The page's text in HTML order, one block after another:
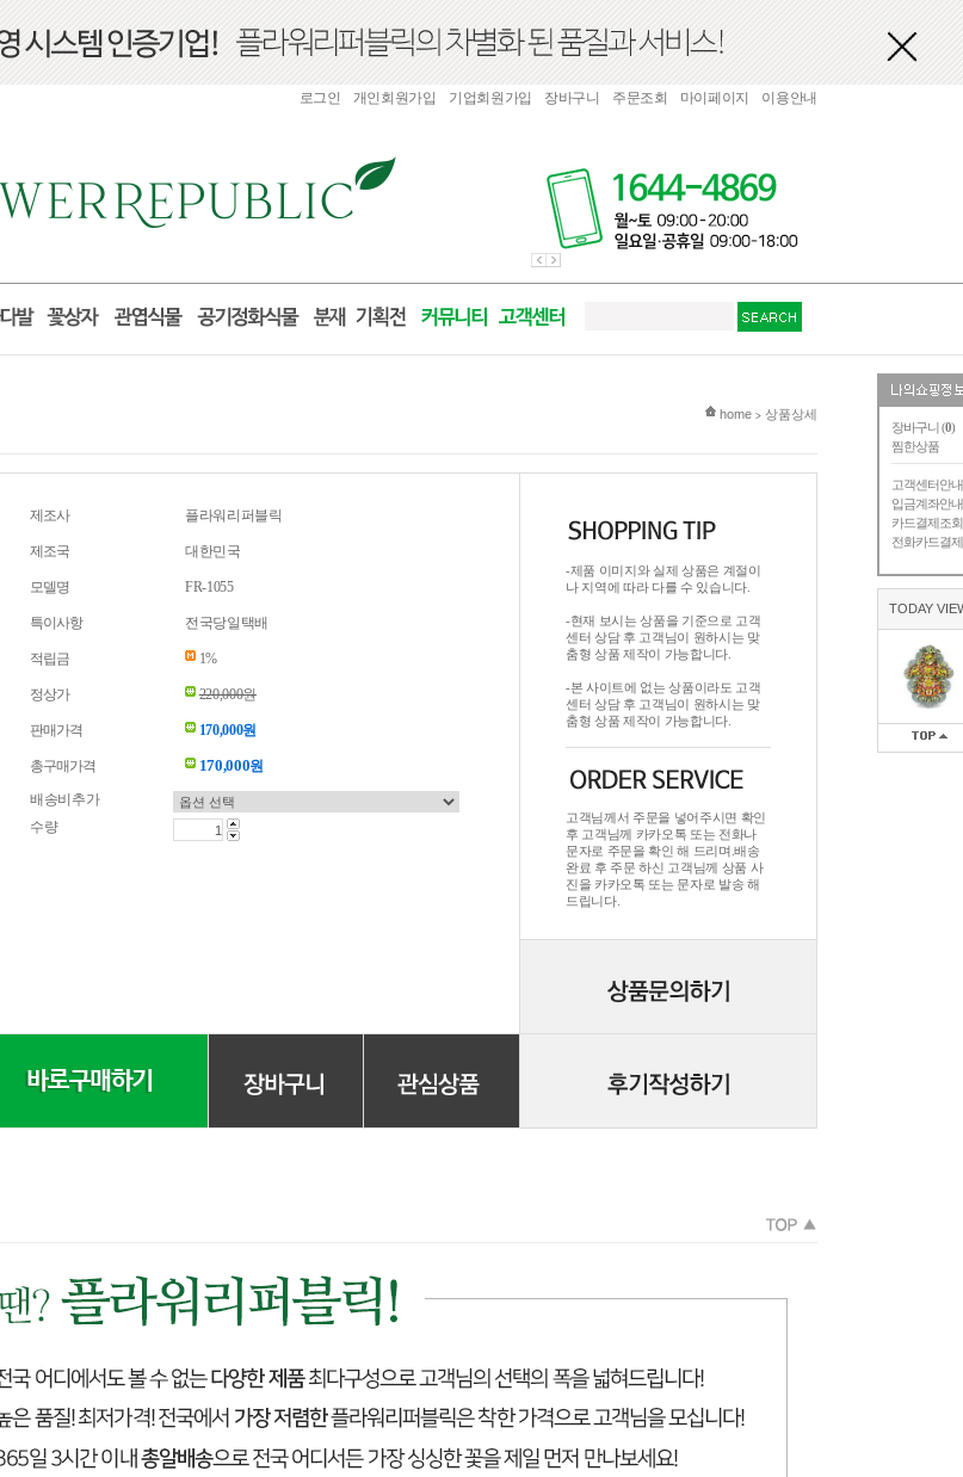
장바구니 (0)
찜한상품
고객센터안내
입금계좌안내
카드결제조회
전화카드결제
TODAY
로그인 개인회원가입 기업회원가입 장바구니 주문조회 마이페이지 이용안내
현재 위치
home > 상품상세
제조사 플라워리퍼블릭
제조국 대한민국
모델명 FR-1055
특이사항 전국당일택배
적립금 1%
정상가 220,000원
판매가격 170,000원
총구매가격 170,000원
배송비추가
수량
-제품 이미지와 실제 상품은 계절이
나 지역에 따라 다를 수 있습니다.
-현재 보시는 상품을 기준으로 고객
센터 상담 후 고객님이 원하시는 맞
춤형 상품 제작이 가능합니다.
-본 사이트에 없는 상품이라도 고객
센터 상담 후 고객님이 원하시는 맞
춤형 상품 제작이 가능합니다.
고객님께서 주문을 넣어주시면 확인
후 고객님께 카카오톡 또는 전화나
문자로 주문을 확인 해 드리며.배송
완료 후 주문 하신 고객님께 상품 사
진을 카카오톡 또는 문자로 발송 해
드립니다.